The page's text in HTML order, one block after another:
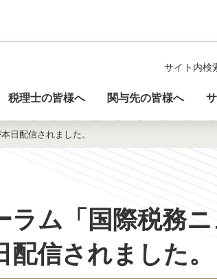
サイト内検
税理士の皆様へ 関与先の皆様へ
日配信されました。
ラム「国際税務
信されました。